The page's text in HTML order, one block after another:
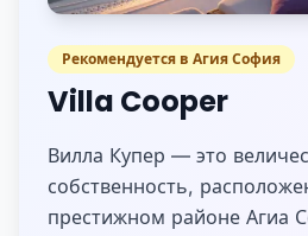
Рекомендуется в Агия София
Villa Cooper
Вилла Купер — это
собственность,
престижном районе Агиа